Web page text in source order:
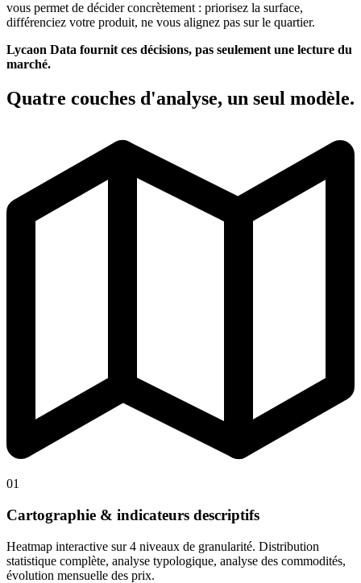
vous permet de décider concrètement : priorisez la surface,
différenciez votre produit, ne vous alignez pas sur le quartier.
Lycaon Data fournit ces décisions, pas seulement une lecture du
marché.
Quatre couches d'analyse, un seul modèle.
01
Cartographie & indicateurs descriptifs
Heatmap interactive sur 4 niveaux de granularité. Distribution
statistique complète, analyse typologique, analyse des commodités,
évolution mensuelle des prix.